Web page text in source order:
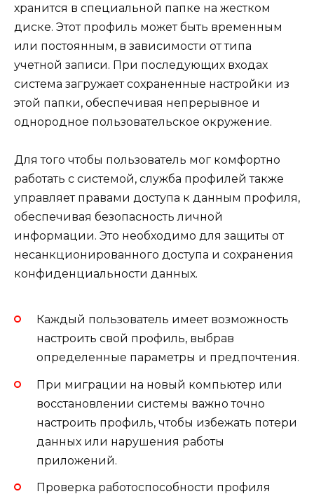
хранится в специальной папке на жестком
диске. Этот профиль может быть временным
или постоянным, в зависимости от типа
учетной записи. При последующих входах
система загружает сохраненные настройки из
этой папки, обеспечивая непрерывное и
однородное пользовательское окружение.
Для того чтобы пользователь мог комфортно
работать с системой, служба профилей также
управляет правами доступа к данным профиля,
обеспечивая безопасность личной
информации. Это необходимо для защиты от
несанкционированного доступа и сохранения
конфиденциальности данных.
Каждый пользователь имеет возможность
настроить свой профиль, выбрав
определенные параметры и предпочтения.
При миграции на новый компьютер или
восстановлении системы важно точно
настроить профиль, чтобы избежать потери
данных или нарушения работы
приложений.
Проверка работоспособности профиля